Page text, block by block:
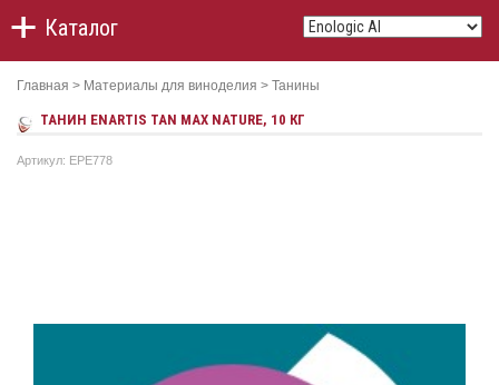
Каталог
Главная > Материалы для виноделия > Танины
ТАНИН ENARTIS TAN MAX NATURE, 10 КГ
Артикул: EPE778